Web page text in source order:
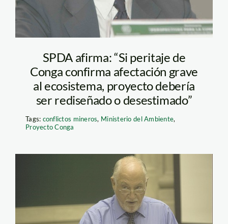
SPDA afirma: “Si peritaje de
Conga confirma afectación grave
al ecosistema, proyecto debería
ser rediseñado o desestimado”
Tags: conflictos mineros, Ministerio del Ambiente,
Proyecto Conga
giesecke_elcomercio